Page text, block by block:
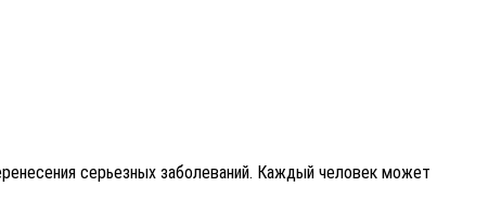
серьезных заболеваний. Каждый человек может